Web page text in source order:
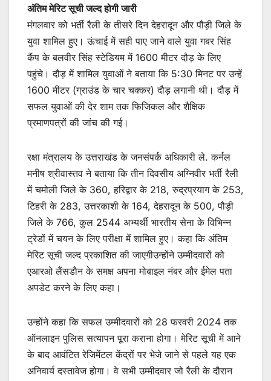
अंतिम मेरिट सूची जल्द होगी जारी
मंगलवार को भर्ती रैली के तीसरे दिन देहरादून और पौड़ी जिले के
युवा शामिल हुए। ऊंचाई में सही पाए जाने वाले युवा गबर सिंह
कैंप के बलवीर सिंह स्टेडियम में 1600 मीटर दौड़ के लिए
पहुंचे। दौड़ में शामिल युवाओं ने बताया कि 5:30 मिनट पर उन्हें
1600 मीटर (ग्राउंड के चार चक्कर) दौड़ लगानी थी। दौड़ में
सफल युवाओं की देर शाम तक फिजिकल और शैक्षिक
प्रमाणपत्रों की जांच की गई।
रक्षा मंत्रालय के उत्तराखंड के जनसंपर्क अधिकारी ले. कर्नल
मनीष श्रीवास्तव ने बताया कि तीन दिवसीय अग्निवीर भर्ती रैली
में चमोली जिले के 360, हरिद्वार के 218, रुद्रप्रयाग के 253,
टिहरी के 283, उत्तरकाशी के 164, देहरादून के 500, पौड़ी
जिले के 766, कुल 2544 अभ्यर्थी भारतीय सेना के विभिन्न
ट्रेडों में चयन के लिए परीक्षा में शामिल हुए। कहा कि अंतिम
मेरिट सूची जल्द प्रकाशित की जाएगीउन्होंने उम्मीदवारों को
एआरओ लैंसडाैन के समक्ष अपना मोबाइल नंबर और ईमेल पता
अपडेट करने के लिए कहा।
उन्होंने कहा कि सफल उम्मीदवारों को 28 फरवरी 2024 तक
ऑनलाइन पुलिस सत्यापन पूरा कराना होगा। मेरिट सूची में आने
के बाद आवंटित रेजिमेंटल केंद्रों पर भेजे जाने से पहले यह एक
अनिवार्य दस्तावेज होगा। वे सभी उम्मीदवार जो रैली के दौरान